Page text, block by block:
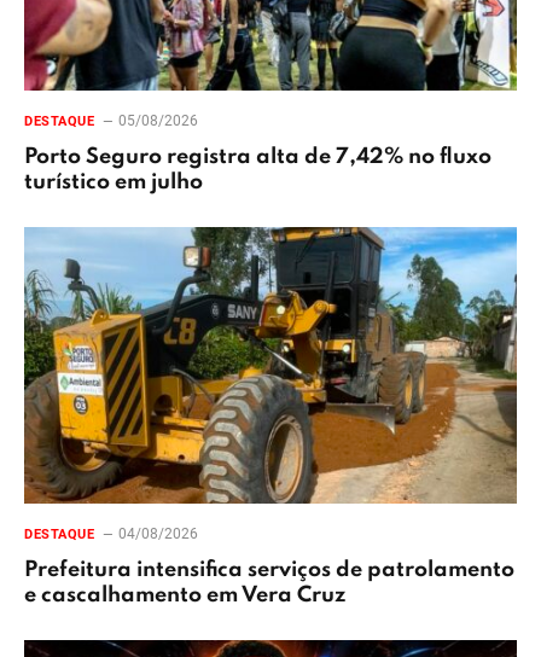
DESTAQUE 05/08/2026
Porto Seguro registra alta de 7,42% no fluxo
turístico em julho
DESTAQUE 04/08/2026
Prefeitura intensifica serviços de patrolamento
e cascalhamento em Vera Cruz